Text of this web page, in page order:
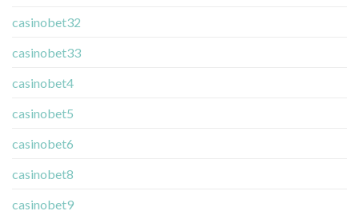
casinobet32
casinobet33
casinobet4
casinobet5
casinobet6
casinobet8
casinobet9